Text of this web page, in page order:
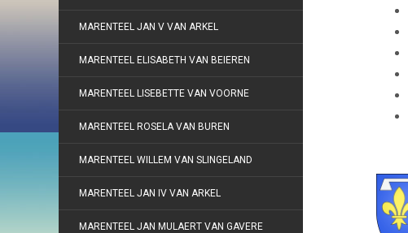
MARENTEEL JAN V VAN ARKEL
MARENTEEL ELISABETH VAN BEIEREN
MARENTEEL LISEBETTE VAN VOORNE
MARENTEEL ROSELA VAN BUREN
MARENTEEL WILLEM VAN SLINGELAND
MARENTEEL JAN IV VAN ARKEL
MARENTEEL JAN MULAERT VAN GAVERE